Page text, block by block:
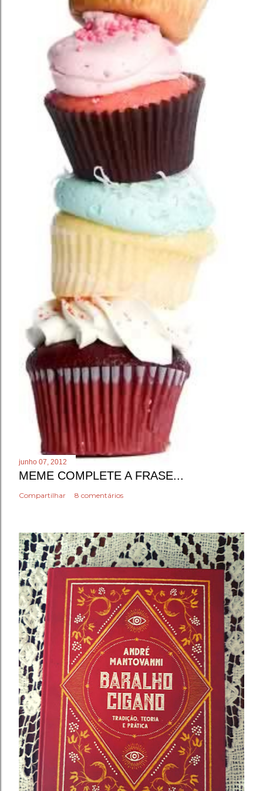
junho 07, 2012
MEME COMPLETE A FRASE...
Compartilhar 8 comentários